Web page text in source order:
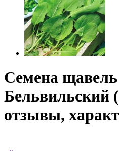
Семена щавель
Бельвильский
отзывы,